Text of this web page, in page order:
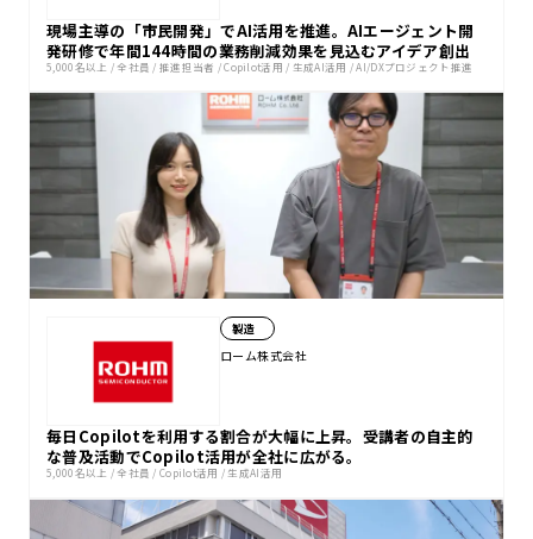
現場主導の「市民開発」でAI活用を推進。AIエージェント開
発研修で年間144時間の業務削減効果を見込むアイデア創出
5,000名以上 /全社員 /推進担当者 /Copilot活用 / 生成AI活用 /AI/DXプロジェクト推進
製造
ローム株式会社
毎日Copilotを利用する割合が大幅に上昇。受講者の自主的
な普及活動でCopilot活用が全社に広がる。
5,000名以上 /全社員 /Copilot活用 /生成AI活用